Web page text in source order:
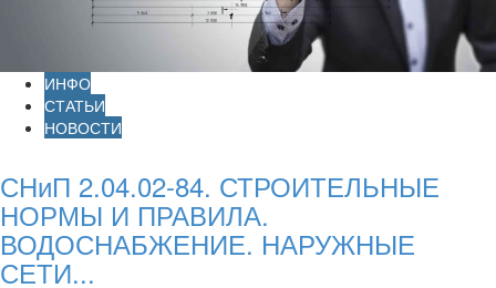
ИНФО
СТАТЬИ
НОВОСТИ
СНиП 2.04.02-84. СТРОИТЕЛЬНЫЕ
НОРМЫ И ПРАВИЛА.
ВОДОСНАБЖЕНИЕ. НАРУЖНЫЕ
СЕТИ...